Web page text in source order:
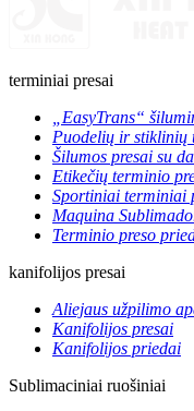
terminiai presai
„EasyTrans“
Puodelių ir stiklinių
Šilumos presai su
Etikečių terminio
Sportiniai terminiai
Maquina
Terminio preso
kanifolijos presai
Aliejaus užpilimo
Kanifolijos presai
Kanifolijos priedai
Sublimaciniai ruošiniai